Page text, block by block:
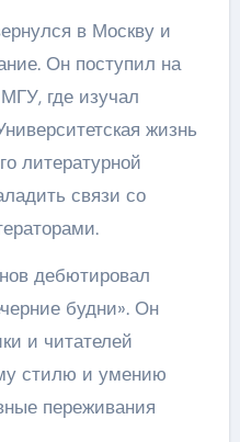
в Москву и
Он поступил на
где изучал
жизнь
литературной
связи со
дебютировал
будни». Он
и читателей
стилю и умению
переживания